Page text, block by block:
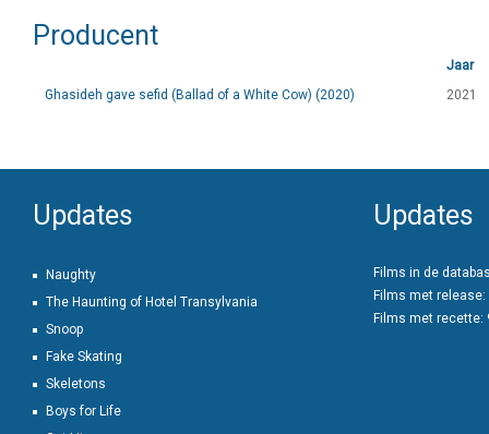
Producent
Jaar
Ghasideh gave sefid (Ballad of a White Cow) (2020)
2021
Updates
Naughty
The Haunting of Hotel Transylvania
Snoop
Fake Skating
Skeletons
Boys for Life
Updates
Films in de
Films met release:
Films met recette: